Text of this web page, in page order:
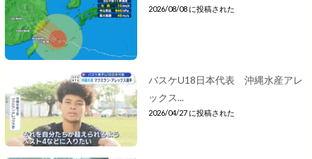
2026/08/08 に投稿された
バスケU18日本代表 沖縄水産アレ
ックス...
2026/04/27 に投稿された